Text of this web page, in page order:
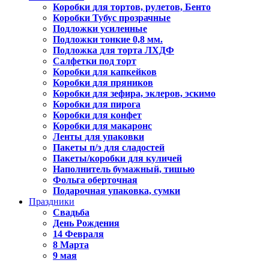
Коробки для тортов, рулетов, Бенто
Коробки Тубус прозрачные
Подложки усиленные
Подложки тонкие 0,8 мм.
Подложка для торта ЛХДФ
Салфетки под торт
Коробки для капкейков
Коробки для пряников
Коробки для зефира, эклеров, эскимо
Коробки для пирога
Коробки для конфет
Коробки для макаронс
Ленты для упаковки
Пакеты п/э для сладостей
Пакеты/коробки для куличей
Наполнитель бумажный, тишью
Фольга оберточная
Подарочная упаковка, сумки
Праздники
Свадьба
День Рождения
14 Февраля
8 Марта
9 мая